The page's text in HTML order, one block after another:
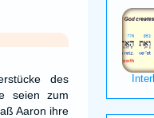
des
seien zum
Aaron ihre